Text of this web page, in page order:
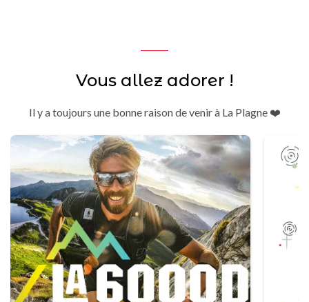
Vous allez adorer !
Il y a toujours une bonne raison de venir à La Plagne ❤️